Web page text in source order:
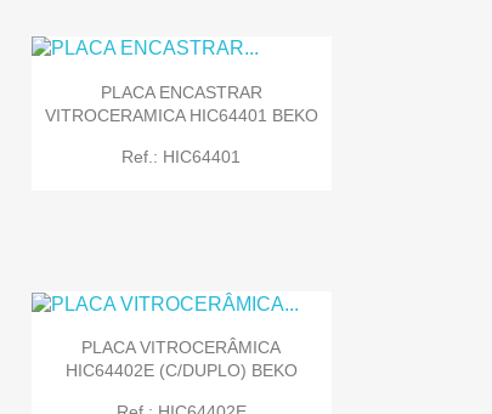
PLACA ENCASTRAR
VITROCERAMICA HIC64401 BEKO
Ref.: HIC64401
 Quick view
PLACA VITROCERÂMICA
HIC64402E (C/DUPLO) BEKO